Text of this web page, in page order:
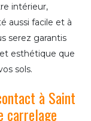
intérieur,
aussi facile et à
serez garantis
esthétique que
sols.
à Saint
carrelage